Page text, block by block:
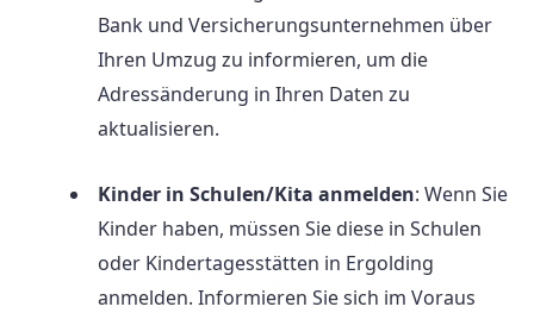
Bank und Versicherungsunternehmen über
Ihren Umzug zu informieren, um die
Adressänderung in Ihren Daten zu
aktualisieren.
Kinder in Schulen/Kita anmelden: Wenn Sie
Kinder haben, müssen Sie diese in Schulen
oder Kindertagesstätten in Ergolding
anmelden. Informieren Sie sich im Voraus